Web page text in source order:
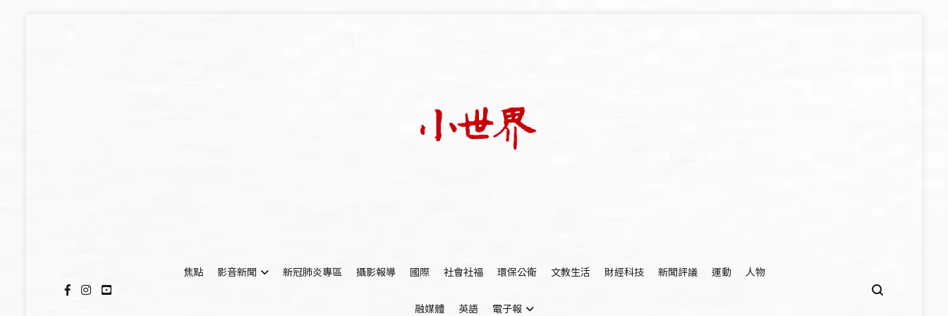
焦點
影音新聞 新冠肺炎專區 攝影報導 國際 社會社福 環保公衛 文教生活 財經科技 新聞評議 運動 人物
融媒體 英語 電子報